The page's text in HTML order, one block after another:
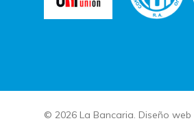
© 2026 La Bancaria. Diseño web